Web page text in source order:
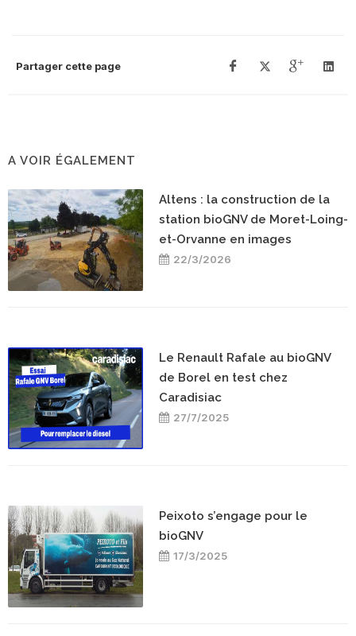
Partager cette page
A VOIR ÉGALEMENT
Altens : la construction de la
station bioGNV de Moret-Loing-
et-Orvanne en images
22/3/2026
Le Renault Rafale au bioGNV
de Borel en test chez
Caradisiac
27/7/2025
Peixoto s’engage pour le
bioGNV
17/3/2025